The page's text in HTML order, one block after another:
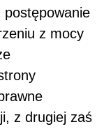
postępowanie
z mocy
z drugiej zaś